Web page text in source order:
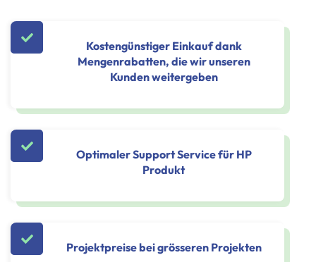
Kostengünstiger Einkauf dank
Mengenrabatten, die wir unseren
Kunden weitergeben
Optimaler Support Service für HP
Produkt
Projektpreise bei grösseren Projekten